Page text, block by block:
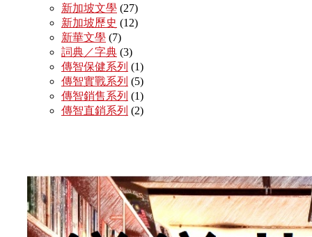
新加坡文學 (27)
新加坡歷史 (12)
新華文學 (7)
詞典／字典 (3)
傳智保健系列 (1)
傳智實戰系列 (5)
傳智銷售系列 (1)
傳智直銷系列 (2)